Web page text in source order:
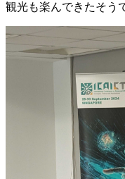
観光も楽んできたそう